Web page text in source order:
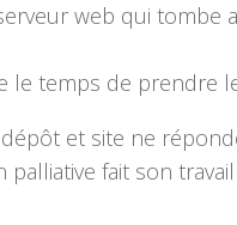
web qui
le temps de
et site ne
fait son